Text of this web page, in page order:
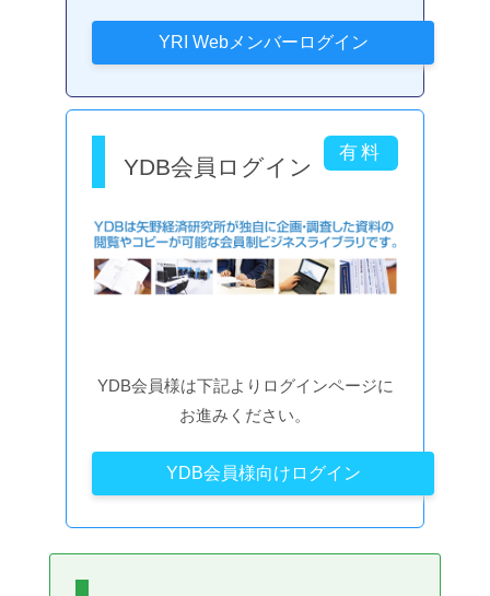
YDB会員ログイン
YDB会員様は下記よりログインページに
お進みください。
YDB会員様向けログイン